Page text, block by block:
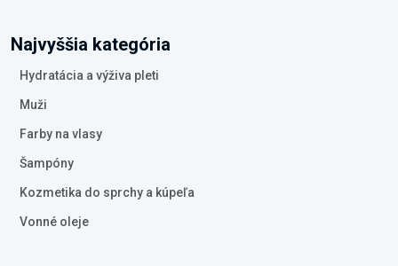
Najvyššia kategória
Hydratácia a výživa pleti
Muži
Farby na vlasy
Šampóny
Kozmetika do sprchy a kúpeľa
Vonné oleje